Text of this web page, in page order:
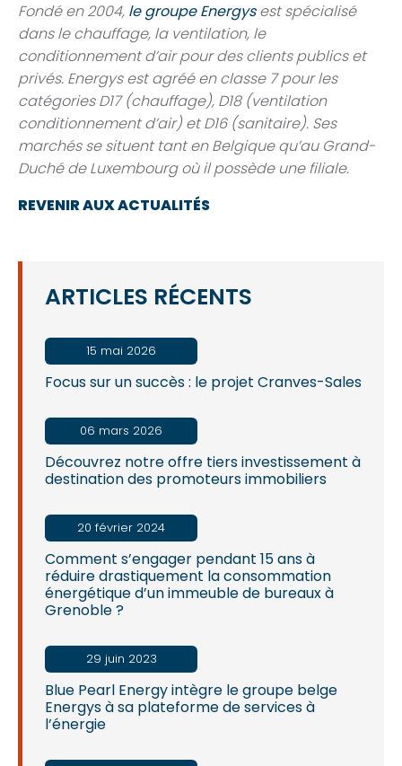
Fondé en 2004, le groupe Energysest spécialisé
dans le chauffage, la ventilation, le
conditionnement d’air pour des clients publics et
privés. Energys est agréé en classe 7 pour les
catégories D17 (chauffage), D18 (ventilation
conditionnement d’air) et D16 (sanitaire). Ses
marchés se situent tant en Belgique qu’au Grand-
Duché de Luxembourg où il possède une filiale.
REVENIR AUX ACTUALITÉS
ARTICLES RÉCENTS
Focus sur un succès : le projet Cranves-Sales
15 mai 2026
Découvrez notre offre tiers investissement à
destination des promoteurs immobiliers
06 mars 2026
Comment s’engager pendant 15 ans à
réduire drastiquement la consommation
énergétique d’un immeuble de bureaux à
Grenoble ?
20 février 2024
Blue Pearl Energy intègre le groupe belge
Energys à sa plateforme de services à
l’énergie
29 juin 2023